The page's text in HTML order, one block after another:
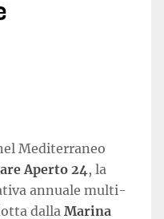
Mediterraneo
Aperto 24, la
annuale multi-
dalla Marina